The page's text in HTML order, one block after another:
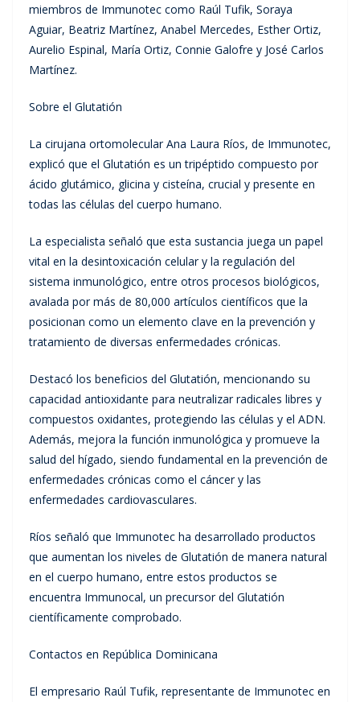
miembros de Immunotec como Raúl Tufik, Soraya
Aguiar, Beatriz Martínez, Anabel Mercedes, Esther Ortiz,
Aurelio Espinal, María Ortiz, Connie Galofre y José Carlos
Martínez.
Sobre el Glutatión
La cirujana ortomolecular Ana Laura Ríos, de Immunotec,
explicó que el Glutatión es un tripéptido compuesto por
ácido glutámico, glicina y cisteína, crucial y presente en
todas las células del cuerpo humano.
La especialista señaló que esta sustancia juega un papel
vital en la desintoxicación celular y la regulación del
sistema inmunológico, entre otros procesos biológicos,
avalada por más de 80,000 artículos científicos que la
posicionan como un elemento clave en la prevención y
tratamiento de diversas enfermedades crónicas.
Destacó los beneficios del Glutatión, mencionando su
capacidad antioxidante para neutralizar radicales libres y
compuestos oxidantes, protegiendo las células y el ADN.
Además, mejora la función inmunológica y promueve la
salud del hígado, siendo fundamental en la prevención de
enfermedades crónicas como el cáncer y las
enfermedades cardiovasculares.
Ríos señaló que Immunotec ha desarrollado productos
que aumentan los niveles de Glutatión de manera natural
en el cuerpo humano, entre estos productos se
encuentra Immunocal, un precursor del Glutatión
científicamente comprobado.
Contactos en República Dominicana
El empresario Raúl Tufik, representante de Immunotec en